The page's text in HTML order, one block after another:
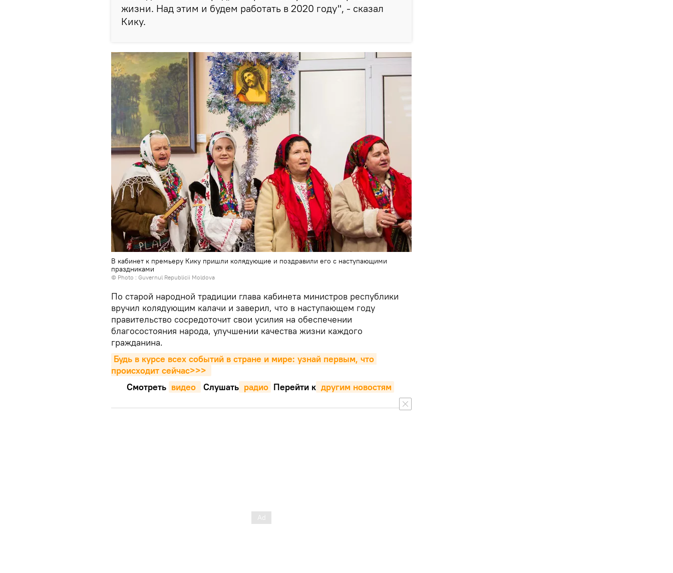
жизни. Над этим и будем работать в 2020 году", - сказал
Кику.
В кабинет к премьеру Кику пришли колядующие и поздравили его с наступающими
праздниками
© Photo : Guvernul Republicii Moldova
По старой народной традиции глава кабинета министров республики
вручил колядующим калачи и заверил, что в наступающем году
правительство сосредоточит свои усилия на обеспечении
благосостояния народа, улучшении качества жизни каждого
гражданина.
Будь в курсе всех событий в стране и мире: узнай первым, что
происходит сейчаc>>>
Смотреть видео Cлушать радио Перейти к другим новостям